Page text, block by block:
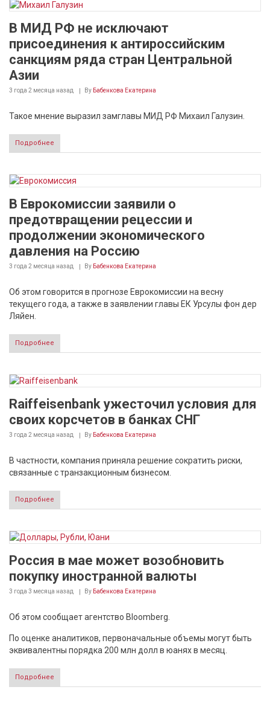
В МИД РФ не исключают
присоединения к антироссийским
санкциям ряда стран Центральной
Азии
3 года 2 месяца назад By Бабенкова Екатерина
Такое мнение выразил замглавы МИД РФ Михаил Галузин.
Подробнее
В Еврокомиссии заявили о
предотвращении рецессии и
продолжении экономического
давления на Россию
3 года 2 месяца назад By Бабенкова Екатерина
Об этом говорится в прогнозе Еврокомиссии на весну
текущего года, а также в заявлении главы ЕК Урсулы фон дер
Ляйен.
Подробнее
Raiffeisenbank ужесточил условия для
своих корсчетов в банках СНГ
3 года 2 месяца назад By Бабенкова Екатерина
В частности, компания приняла решение сократить риски,
связанные с транзакционным бизнесом.
Подробнее
Россия в мае может возобновить
покупку иностранной валюты
3 года 3 месяца назад By Бабенкова Екатерина
Об этом сообщает агентство Bloomberg.
По оценке аналитиков, первоначальные объемы могут быть
эквивалентны порядка 200 млн долл в юанях в месяц.
Подробнее